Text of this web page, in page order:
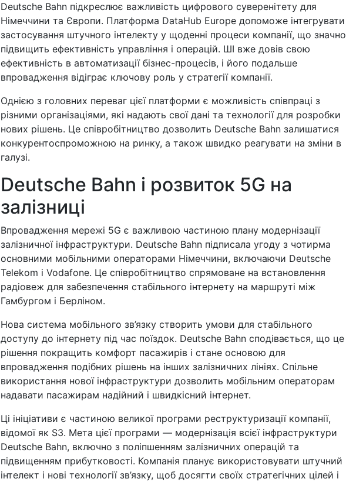
Deutsche Bahn підкреслює важливість цифрового суверенітету для
Німеччини та Європи. Платформа DataHub Europe допоможе інтегрувати
застосування штучного інтелекту у щоденні процеси компанії, що значно
підвищить ефективність управління і операцій. ШІ вже довів свою
ефективність в автоматизації бізнес-процесів, і його подальше
впровадження відіграє ключову роль у стратегії компанії.
Однією з головних переваг цієї платформи є можливість співпраці з
різними організаціями, які надають свої дані та технології для розробки
нових рішень. Це співробітництво дозволить Deutsche Bahn залишатися
конкурентоспроможною на ринку, а також швидко реагувати на зміни в
галузі.
Deutsche Bahn і розвиток 5G на
залізниці
Впровадження мережі 5G є важливою частиною плану модернізації
залізничної інфраструктури. Deutsche Bahn підписала угоду з чотирма
основними мобільними операторами Німеччини, включаючи Deutsche
Telekom і Vodafone. Це співробітництво спрямоване на встановлення
радіовеж для забезпечення стабільного інтернету на маршруті між
Гамбургом і Берліном.
Нова система мобільного зв’язку створить умови для стабільного
доступу до інтернету під час поїздок. Deutsche Bahn сподівається, що це
рішення покращить комфорт пасажирів і стане основою для
впровадження подібних рішень на інших залізничних лініях. Спільне
використання нової інфраструктури дозволить мобільним операторам
надавати пасажирам надійний і швидкісний інтернет.
Ці ініціативи є частиною великої програми реструктуризації компанії,
відомої як S3. Мета цієї програми — модернізація всієї інфраструктури
Deutsche Bahn, включно з поліпшенням залізничних операцій та
підвищенням прибутковості. Компанія планує використовувати штучний
інтелект і нові технології зв’язку, щоб досягти своїх стратегічних цілей і